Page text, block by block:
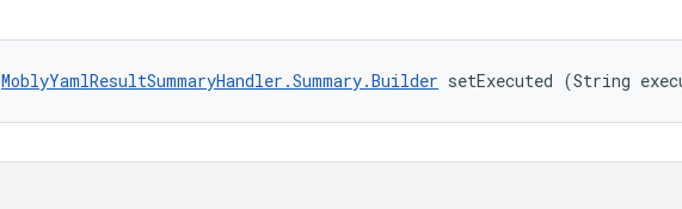
MoblyYamlResultSummaryHandler.Summary.Builder setExecuted (String